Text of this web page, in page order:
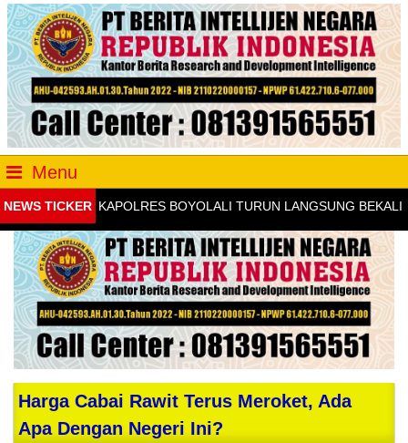
Menu
NEWS TICKERKAPOLRES BOYOLALI TURUN LANGSUNG BEKALI KADER
Harga Cabai Rawit Terus Meroket, Ada
Apa Dengan Negeri Ini?